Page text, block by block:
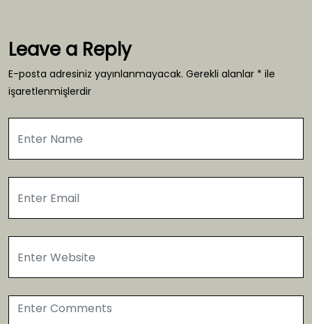
Leave a Reply
E-posta adresiniz yayınlanmayacak. Gerekli alanlar * ile
işaretlenmişlerdir